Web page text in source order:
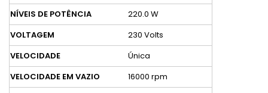
NÍVEIS DE POTÊNCIA
220.0 W
VOLTAGEM
230 Volts
VELOCIDADE
Única
VELOCIDADE EM VAZIO
16000 rpm